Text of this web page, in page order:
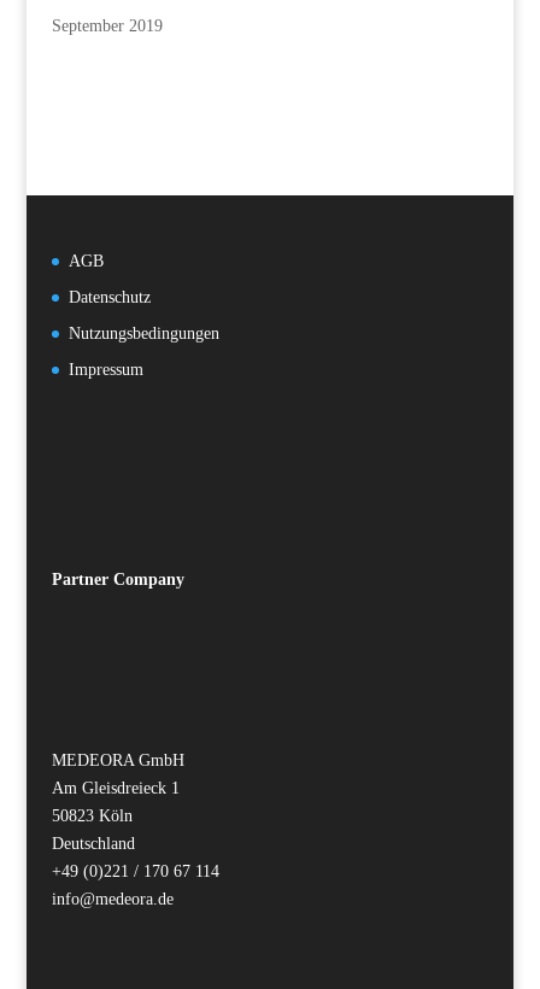
September 2019
AGB
Datenschutz
Nutzungsbedingungen
Impressum
Partner Company
MEDEORA GmbH
Am Gleisdreieck 1
50823 Köln
Deutschland
+49 (0)221 / 170 67 114
info@medeora.de